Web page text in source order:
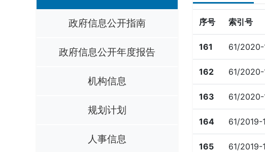
政府信息公开指南
政府信息公开年度报告
机构信息
规划计划
人事信息
序号 索引号
161 61/2020-
162 61/2020-
163 61/
164 61/2019-
165 61/2019-